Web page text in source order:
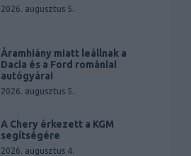
2026. augusztus 5.
Áramhiány miatt leállnak a
Dacia és a Ford romániai
autógyárai
2026. augusztus 5.
A Chery érkezett a KGM
segítségére
2026. augusztus 4.